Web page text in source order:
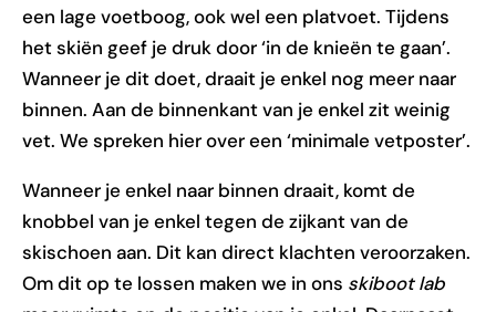
een lage voetboog, ook wel een platvoet. Tijdens
het skiën geef je druk door ‘in de knieën te gaan’.
Wanneer je dit doet, draait je enkel nog meer naar
binnen. Aan de binnenkant van je enkel zit weinig
vet. We spreken hier over een ‘minimale vetposter’.
Wanneer je enkel naar binnen draait, komt de
knobbel van je enkel tegen de zijkant van de
skischoen aan. Dit kan direct klachten veroorzaken.
Om dit op te lossen maken we in ons skiboot lab